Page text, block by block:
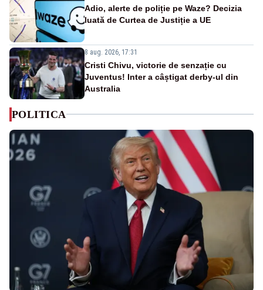
Adio, alerte de poliție pe Waze? Decizia
luată de Curtea de Justiție a UE
8 aug. 2026, 17:31
Cristi Chivu, victorie de senzație cu
Juventus! Inter a câștigat derby-ul din
Australia
POLITICA